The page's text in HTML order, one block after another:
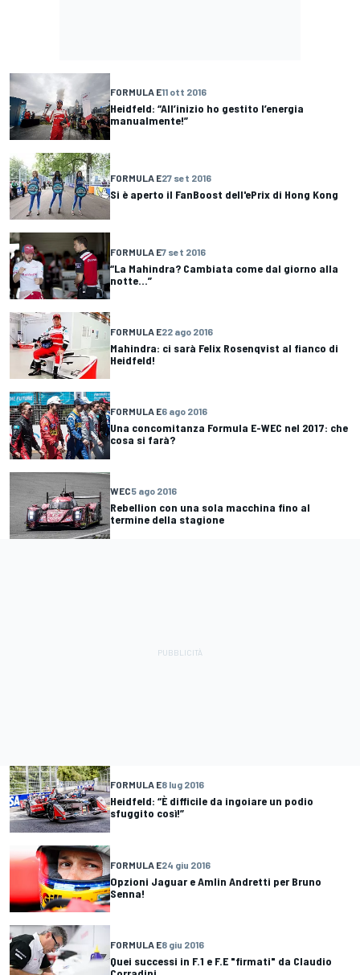
FORMULA E11 ott 2016
Heidfeld: “All’inizio ho gestito l’energia
manualmente!”
FORMULA E27 set 2016
Si è aperto il FanBoost dell'ePrix di Hong Kong
FORMULA E7 set 2016
“La Mahindra? Cambiata come dal giorno alla
notte...”
FORMULA E22 ago 2016
Mahindra: ci sarà Felix Rosenqvist al fianco di
Heidfeld!
FORMULA E6 ago 2016
Una concomitanza Formula E-WEC nel 2017: che
cosa si farà?
WEC5 ago 2016
Rebellion con una sola macchina fino al
termine della stagione
FORMULA E8 lug 2016
Heidfeld: “È difficile da ingoiare un podio
sfuggito così!”
FORMULA E24 giu 2016
Opzioni Jaguar e Amlin Andretti per Bruno
Senna!
FORMULA E8 giu 2016
Quei successi in F.1 e F.E "firmati" da Claudio